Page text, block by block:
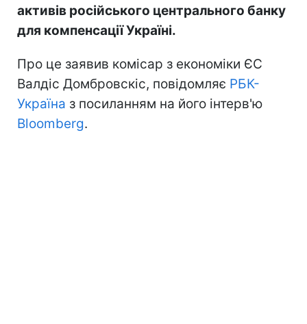
активів російського центрального банку
для компенсації Україні.
Про це заявив комісар з економіки ЄС
Валдіс Домбровскіс, повідомляє РБК-
Україна з посиланням на його інтерв'ю
Bloomberg.